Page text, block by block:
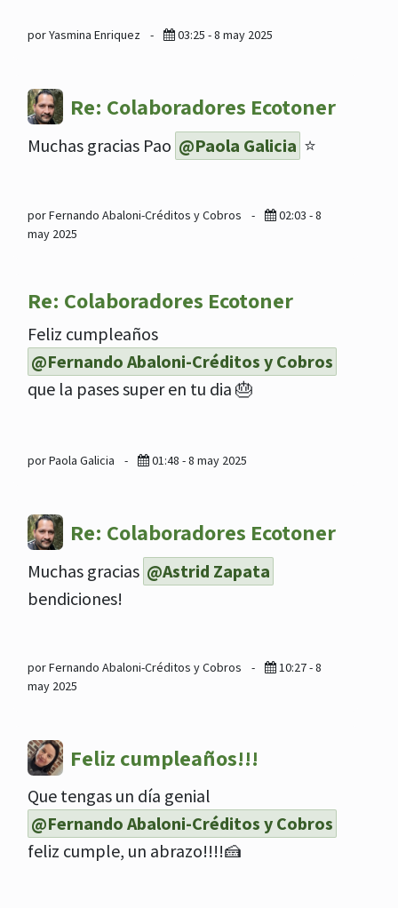
por Yasmina Enriquez - 03:25 - 8 may 2025
Re: Colaboradores Ecotoner
Muchas gracias Pao @Paola Galicia ⭐️
por Fernando Abaloni-Créditos y Cobros -
02:03 - 8
may 2025
Re: Colaboradores Ecotoner
Feliz cumpleaños
@Fernando Abaloni-Créditos y Cobros
que la pases super en tu dia 🎂
por Paola Galicia - 01:48 - 8 may 2025
Re: Colaboradores Ecotoner
Muchas gracias @Astrid Zapata
bendiciones!
por Fernando Abaloni-Créditos y Cobros -
10:27 - 8
may 2025
Feliz cumpleaños!!!
Que tengas un día genial
@Fernando Abaloni-Créditos y Cobros
feliz cumple, un abrazo!!!!🍰